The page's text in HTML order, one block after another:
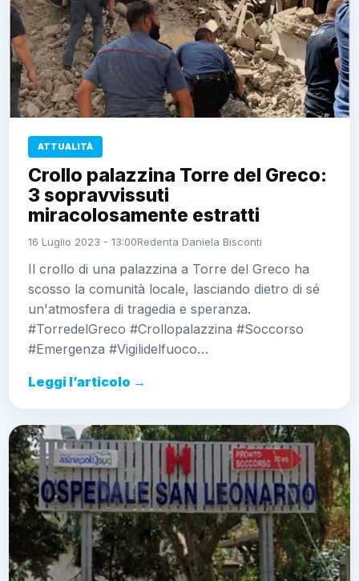
ATTUALITÀ
Crollo palazzina Torre del Greco:
3 sopravvissuti
miracolosamente estratti
16 Luglio 2023 - 13:00Redenta Daniela Bisconti
Il crollo di una palazzina a Torre del Greco ha
scosso la comunità locale, lasciando dietro di sé
un'atmosfera di tragedia e speranza.
#TorredelGreco #Crollopalazzina #Soccorso
#Emergenza #Vigilidelfuoco…
Leggi l’articolo →